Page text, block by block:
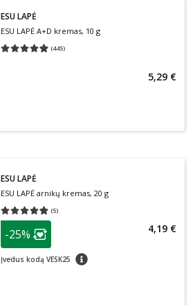
ESU LAPĖ
ESU LAPĖ A+D kremas, 10 g
(445)
Vidutinis įvertinimas 4.91
5,29 €
ESU LAPĖ
ESU LAPĖ arnikų kremas, 20 g
(5)
Vidutinis įvertinimas 4.80
patarimas
Lojalumo klubo narių nuolaida
-25%
Įvedus kodą VESK25 patarimas
4,19 €